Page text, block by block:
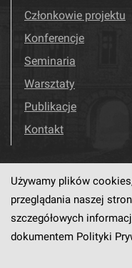
Członkowie projektu
Konferencje
Seminaria
Warsztaty
Publikacje
Kontakt
Odwiedź nas!
Używamy plików
przeglądania naszej
szczegółowych
dokumentem Polityki